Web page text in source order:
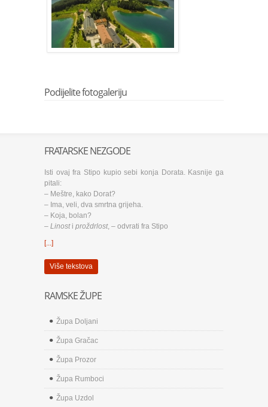
Podijelite fotogaleriju
FRATARSKE NEZGODE
Isti ovaj fra Stipo kupio sebi konja Dorata. Kasnije ga
pitali:
– Meštre, kako Dorat?
– Ima, veli, dva smrtna grijeha.
– Koja, bolan?
– Linosti proždrlost, – odvrati fra Stipo
[...]
Više tekstova
RAMSKE ŽUPE
Župa Doljani
Župa Gračac
Župa Prozor
Župa Rumboci
Župa Uzdol